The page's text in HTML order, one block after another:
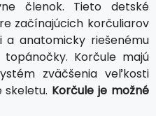
členok. Tieto detské
začínajúcich korčuliarov
a anatomicky riešenému
Korčule majú
zväčšenia veľkosti
Korčule je možné